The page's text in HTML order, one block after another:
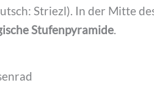
Striezl). In der Mitte
Stufenpyramide.